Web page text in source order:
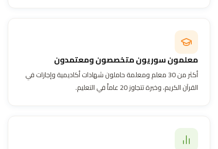
معلمون سوريون متخصصون ومعتمدون
أكثر من 30 معلم ومعلمة حاملون شهادات أكاديمية وإجازات في
القرآن الكريم، وخبرة تتجاوز 20 عاماً في التعليم.